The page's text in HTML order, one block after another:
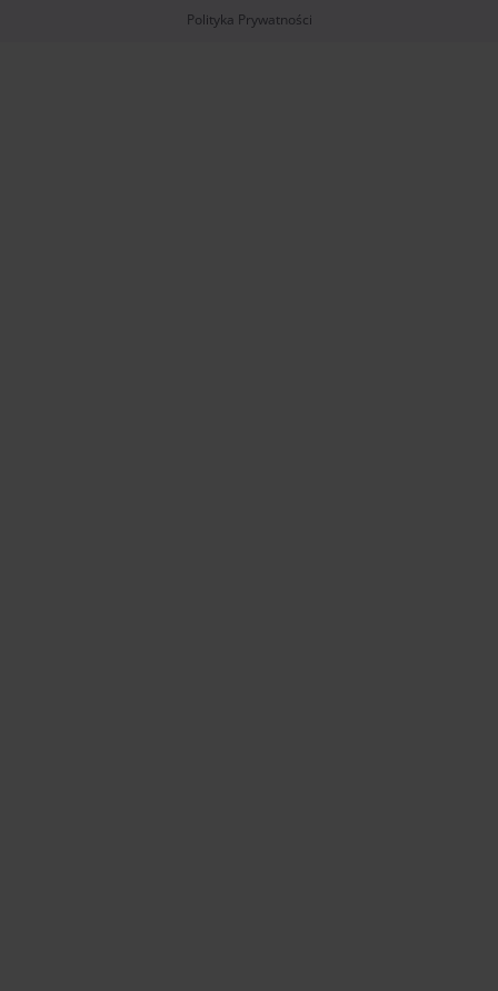
Polityka Prywatności